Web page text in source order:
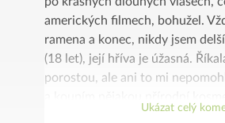
amerických filmech, bohužel.
ramena a konec, nikdy jsem
(18 let), její hříva je úžasná.
porostou, ale ani to mi
jílem a snad bude aspoň nějaký
Ukázat celý